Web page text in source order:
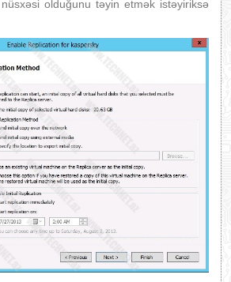
olduğunu təyin etmək istəyiriksə